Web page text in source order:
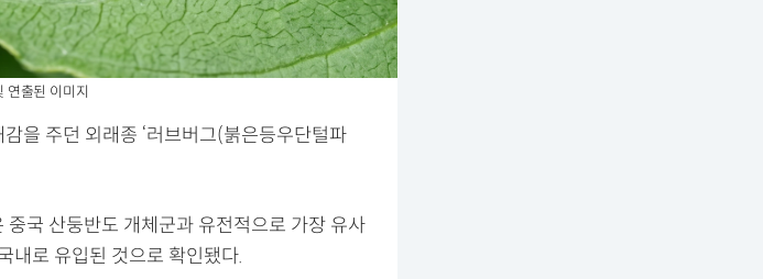
연출된 이미지
을 주던 외래종 ‘러브버그(붉은등우단털파
국 산둥반도 개체군과 유전적으로 가장 유사
내로 유입된 것으로 확인됐다.